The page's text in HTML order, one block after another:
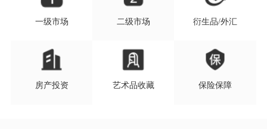
一级市场 二级市场 衍生品/外汇
房产投资 艺术品收藏 保险保障